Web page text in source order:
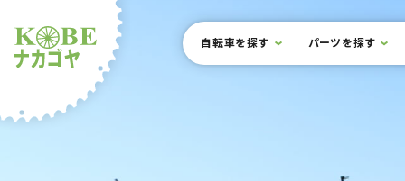
サイト内メニュー
本文までスキップ
自転車を探す パーツを探す